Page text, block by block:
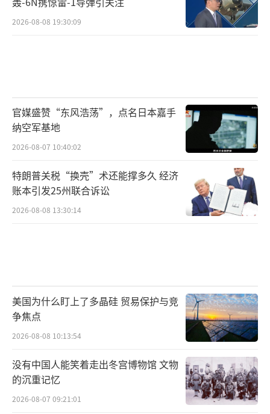
2026-08-08 19:30:09
官媒盛赞“东风浩荡”，点名日本嘉手
纳空军基地
2026-08-07 10:40:02
特朗普关税“换壳”术还能撑多久 经济
账本引发25州联合诉讼
2026-08-08 13:30:14
美国为什么盯上了多晶硅 贸易保护与竞
争焦点
2026-08-08 10:13:54
没有中国人能笑着走出冬宫博物馆 文物
的沉重记忆
2026-08-07 09:21:01